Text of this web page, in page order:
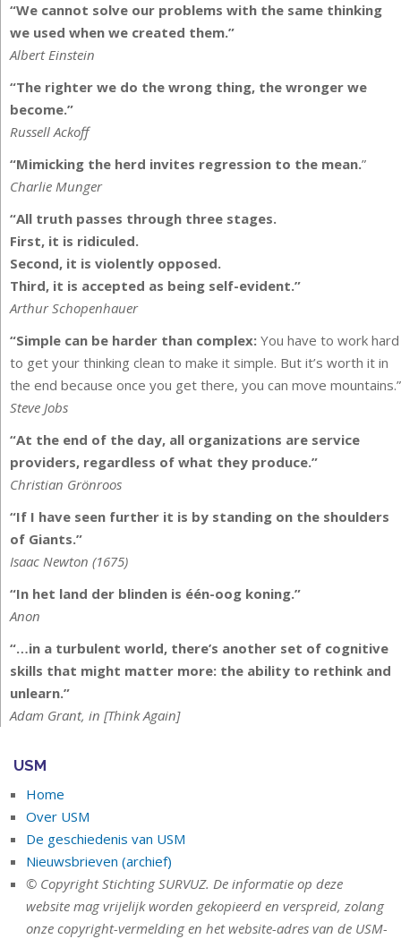
“We cannot solve our problems with the same thinking
we used when we created them.”
Albert Einstein
“The righter we do the wrong thing, the wronger we
become.”
Russell Ackoff
“Mimicking the herd invites regression to the mean.”
Charlie Munger
“All truth passes through three stages.
First, it is ridiculed.
Second, it is violently opposed.
Third, it is accepted as being self-evident.”
Arthur Schopenhauer
“Simple can be harder than complex: You have to work hard
to get your thinking clean to make it simple. But it’s worth it in
the end because once you get there, you can move mountains.”
Steve Jobs
“At the end of the day, all organizations are service
providers, regardless of what they produce.”
Christian Grönroos
“If I have seen further it is by standing on the shoulders
of Giants.”
Isaac Newton (1675)
“In het land der blinden is één-oog koning.”
Anon
“…in a turbulent world, there’s another set of cognitive
skills that might matter more: the ability to rethink and
unlearn.”
Adam Grant, in [Think Again]
USM
Home
Over USM
De geschiedenis van USM
Nieuwsbrieven (archief)
© Copyright Stichting SURVUZ. De informatie op deze
website mag vrijelijk worden gekopieerd en verspreid, zolang
onze copyright-vermelding en het website-adres van de USM-